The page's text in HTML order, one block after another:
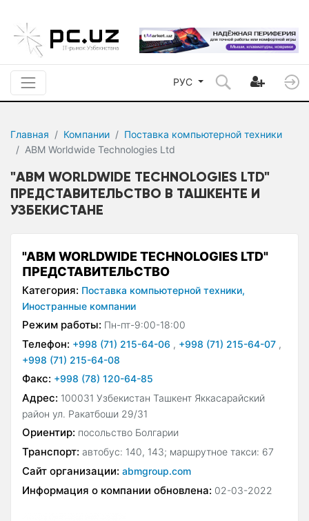
РУС
Главная Компании
Поставка компьютерной техники
ABM Worldwide Technologies Ltd
"ABM WORLDWIDE TECHNOLOGIES LTD"
ПРЕДСТАВИТЕЛЬСТВО В ТАШКЕНТЕ И
УЗБЕКИСТАНЕ
"ABM WORLDWIDE TECHNOLOGIES LTD"
ПРЕДСТАВИТЕЛЬСТВО
Категория: Поставка компьютерной техники,
Иностранные компании
Режим работы: Пн-пт-9:00-18:00
Телефон: +998 (71) 215-64-06 , +998 (71) 215-64-07 ,
+998 (71) 215-64-08
Факс: +998 (78) 120-64-85
Адрес: 100031 Узбекистан Ташкент Яккасарайский
район ул. Ракатбоши 29/31
Ориентир: посольство Болгарии
Транспорт: автобус: 140, 143; маршрутное такси: 67
Сайт организации: abmgroup.com
Информация о компании обновлена: 02-03-2022